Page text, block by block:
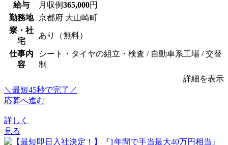
給与 月収例365,000円
勤務地
京都府 大山崎町
寮・社
宅
あり（無料）
仕事内
容
シート・タイヤの組立・検査 / 自動車系工場 / 交替
制
詳細を表示
＼最短45秒で完了／
応募へ進む
詳しく
見る